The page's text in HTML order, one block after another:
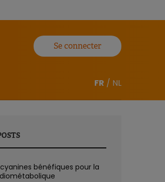
Se connecter
FR / NL
bénéfiques pour la